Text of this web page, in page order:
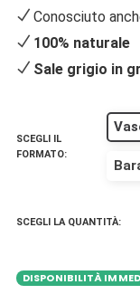
Conosciuto
100% naturale
Sale grigio in
SCEGLI IL
FORMATO:
SCEGLI LA QUANTITÀ:
DISPONIBILITÀ